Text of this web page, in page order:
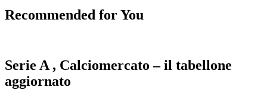
Recommended for You
Serie A , Calciomercato – il tabellone
aggiornato